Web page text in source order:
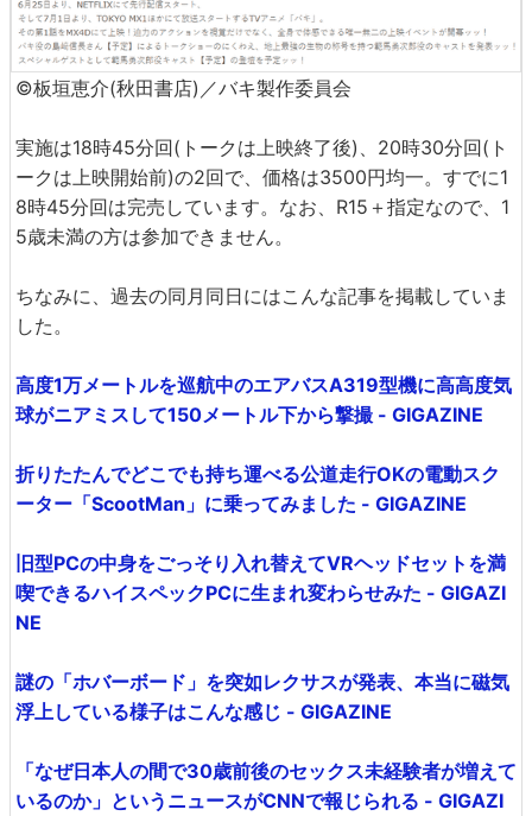
©板垣恵介(秋田書店)／バキ製作委員会
実施は18時45分回(トークは上映終了後)、20時30分回(ト
ークは上映開始前)の2回で、価格は3500円均一。すでに1
8時45分回は完売しています。なお、R15＋指定なので、1
5歳未満の方は参加できません。
ちなみに、過去の同月同日にはこんな記事を掲載していま
した。
高度1万メートルを巡航中のエアバスA319型機に高高度気
球がニアミスして150メートル下から撃撮 - GIGAZINE
折りたたんでどこでも持ち運べる公道走行OKの電動スク
ーター「ScootMan」に乗ってみました - GIGAZINE
旧型PCの中身をごっそり入れ替えてVRヘッドセットを満
喫できるハイスペックPCに生まれ変わらせみた - GIGAZI
NE
謎の「ホバーボード」を突如レクサスが発表、本当に磁気
浮上している様子はこんな感じ - GIGAZINE
「なぜ日本人の間で30歳前後のセックス未経験者が増えて
いるのか」というニュースがCNNで報じられる - GIGAZI